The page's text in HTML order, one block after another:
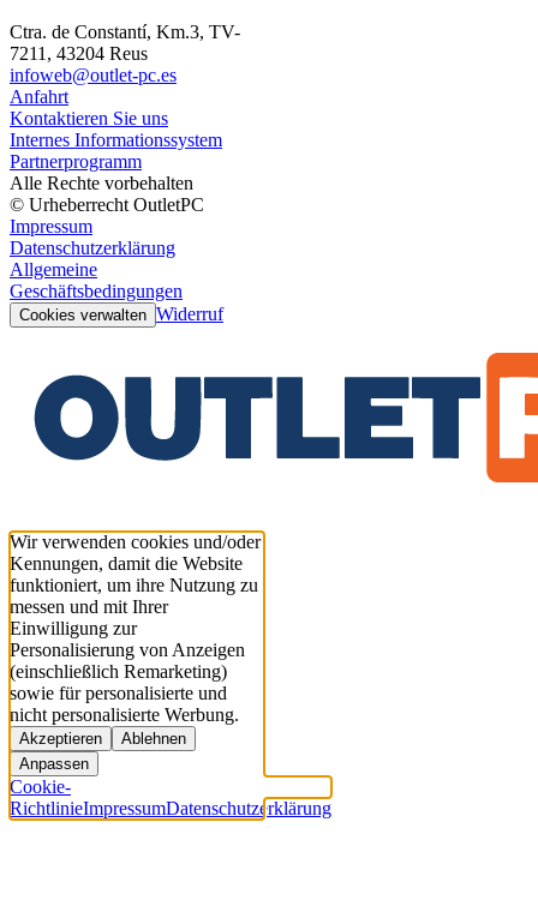
Ctra. de Constantí, Km.3, TV-
7211, 43204 Reus
infoweb@outlet-pc.es
Anfahrt
Kontaktieren Sie uns
Internes Informationssystem
Partnerprogramm
Alle Rechte vorbehalten
© Urheberrecht OutletPC
Impressum
Datenschutzerklärung
Allgemeine
Geschäftsbedingungen
Cookies verwalten Widerruf
Wir verwenden cookies und/oder
Kennungen, damit die Website
funktioniert, um ihre Nutzung zu
messen und mit Ihrer
Einwilligung zur
Personalisierung von Anzeigen
(einschließlich Remarketing)
sowie für personalisierte und
nicht personalisierte Werbung.
Akzeptieren
Ablehnen
Anpassen
Cookie-
RichtlinieImpressumDatenschutzerklärung